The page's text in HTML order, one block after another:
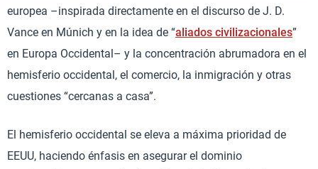
europea –inspirada directamente en el discurso de J. D.
Vance en Múnich y en la idea de “aliados civilizacionales”
en Europa Occidental– y la concentración abrumadora en el
hemisferio occidental, el comercio, la inmigración y otras
cuestiones “cercanas a casa”.
El hemisferio occidental se eleva a máxima prioridad de
EEUU, haciendo énfasis en asegurar el dominio